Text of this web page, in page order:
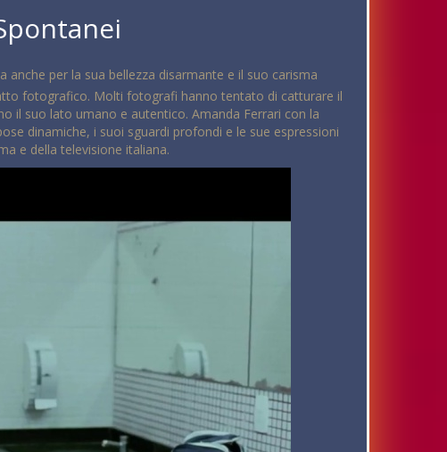
per la sua bellezza disarmante e il suo carisma
fotografico. Molti fotografi hanno tentato di catturare il
il suo lato umano e autentico. Amanda Ferrari con la
dinamiche, i suoi sguardi profondi e le sue espressioni
e della televisione italiana.